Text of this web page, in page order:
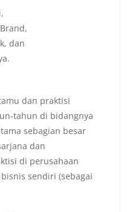
dan
dan praktisi
tahun di bidangnya
sebagian besar
dan
di perusahaan
sendiri (sebagai